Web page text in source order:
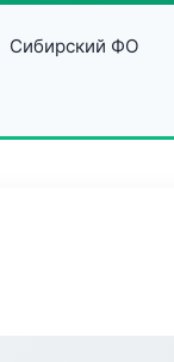
Сибирский ФО